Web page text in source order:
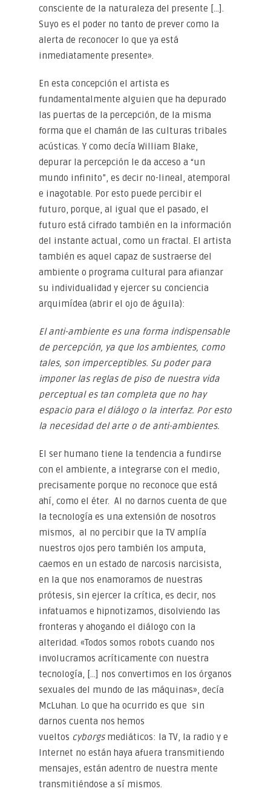
consciente de la naturaleza del presente […].
Suyo es el poder no tanto de prever como la
alerta de reconocer lo que ya está
inmediatamente presente».
En esta concepción el artista es
fundamentalmente alguien que ha depurado
las puertas de la percepción, de la misma
forma que el chamán de las culturas tribales
acústicas. Y como decía William Blake,
depurar la percepción le da acceso a “un
mundo infinito”, es decir no-lineal, atemporal
e inagotable. Por esto puede percibir el
futuro, porque, al igual que el pasado, el
futuro está cifrado también en la información
del instante actual, como un fractal. El artista
también es aquel capaz de sustraerse del
ambiente o programa cultural para afianzar
su individualidad y ejercer su conciencia
arquimídea (abrir el ojo de águila):
El anti-ambiente es una forma indispensable
de percepción, ya que los ambientes, como
tales, son imperceptibles. Su poder para
imponer las reglas de piso de nuestra vida
perceptual es tan completa que no hay
espacio para el diálogo o la interfaz. Por esto
la necesidad del arte o de anti-ambientes.
El ser humano tiene la tendencia a fundirse
con el ambiente, a integrarse con el medio,
precisamente porque no reconoce que está
ahí, como el éter. Al no darnos cuenta de que
la tecnología es una extensión de nosotros
mismos, al no percibir que la TV amplía
nuestros ojos pero también los amputa,
caemos en un estado de narcosis narcisista,
en la que nos enamoramos de nuestras
prótesis, sin ejercer la crítica, es decir, nos
infatuamos e hipnotizamos, disolviendo las
fronteras y ahogando el diálogo con la
alteridad. «Todos somos robots cuando nos
involucramos acríticamente con nuestra
tecnología, […] nos convertimos en los órganos
sexuales del mundo de las máquinas», decía
McLuhan. Lo que ha ocurrido es que sin
darnos cuenta nos hemos
vueltos cyborgsmediáticos: la TV, la radio y e
Internet no están haya afuera transmitiendo
mensajes, están adentro de nuestra mente
transmitiéndose a sí mismos.